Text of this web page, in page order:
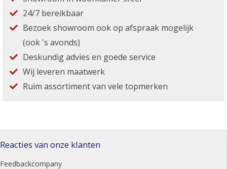
24/7 bereikbaar
Bezoek showroom ook op afspraak mogelijk
(ook 's avonds)
Deskundig advies en goede service
Wij leveren maatwerk
Ruim assortiment van vele topmerken
Reacties van onze klanten
Feedbackcompany